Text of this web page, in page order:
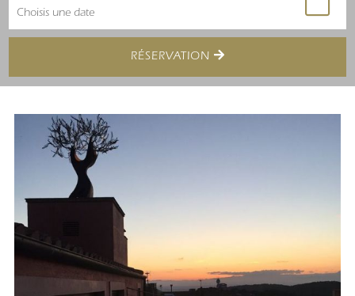
RÉSERVATION